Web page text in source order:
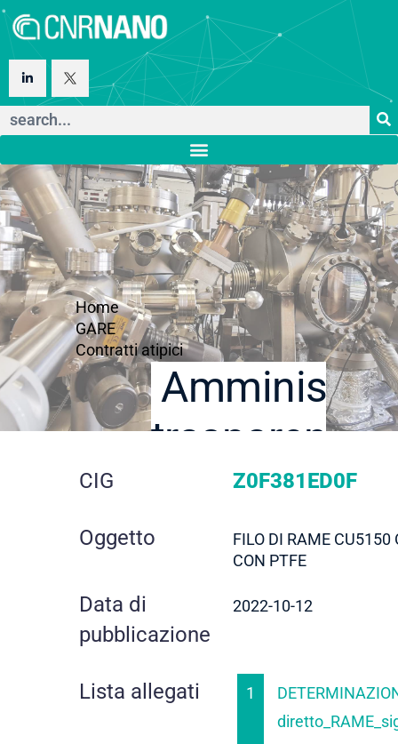
Home
GARE
Contratti atipici
trasparente
dettaglio
gara
CIG Z0F381ED0F
Oggetto
FILO DI RAME CU5150
CON PTFE
Data di
pubblicazione
2022-10-12
Lista allegati 1